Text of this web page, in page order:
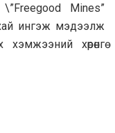
Mines”
ингэж мэдээлж
хөрөнгө